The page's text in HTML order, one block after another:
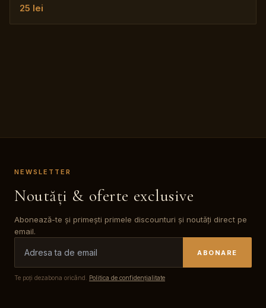
25 lei
NEWSLETTER
Noutăți & oferte exclusive
Abonează-te și primești primele discounturi și noutăți direct pe
email.
ABONARE
Te poți dezabona oricând. Politica de confidențialitate